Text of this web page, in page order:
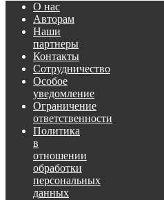
О нас
Авторам
Наши
партнеры
Контакты
Сотрудничество
Особое
уведомление
Ограничение
ответственности
Политика
в
отношении
обработки
персональных
данных